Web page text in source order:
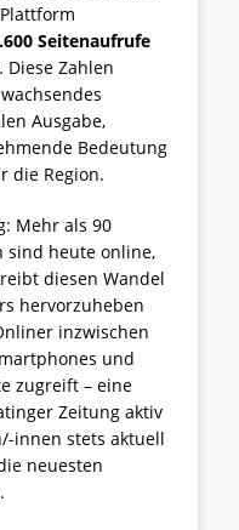
Seitenaufrufe
Diese Zahlen
Ausgabe,
Bedeutung
die Region.
Mehr als 90
sind heute online,
diesen Wandel
hervorzuheben
inzwischen
und
zugreift – eine
Zeitung aktiv
innen stets aktuell
neuesten